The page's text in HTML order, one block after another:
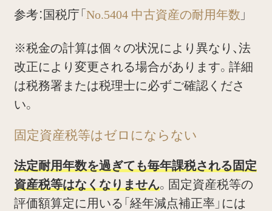
参考：国税庁「No.5404 中古資産の耐用年数 」
※税金の計算は個々の状況により異なり、法
改正により変更される場合があります。詳細
は税務署または税理士に必ずご確認くださ
い。
固定資産税等はゼロにならない
法定耐用年数を過ぎても毎年課税される固定
資産税等はなくなりません。固定資産税等の
評価額算定に用いる「経年減点補正率」には